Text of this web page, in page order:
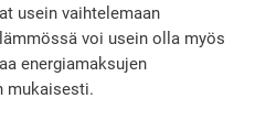
usein vaihtelemaan
voi usein olla myös
energiamaksujen
mukaisesti.